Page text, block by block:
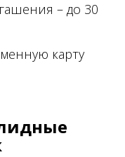
– до 30
карту